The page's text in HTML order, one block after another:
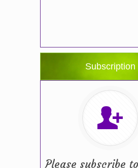
Subscription
Please subscribe